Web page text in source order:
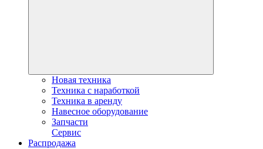
Новая техника
Техника с наработкой
Техника в аренду
Навесное оборудование
Запчасти
Сервис
Распродажа